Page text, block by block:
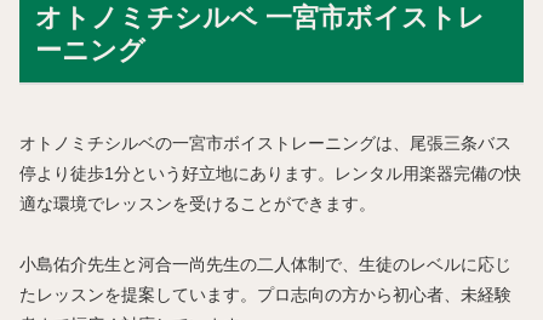
オトノミチシルベ 一宮市ボイストレ
ーニング
オトノミチシルベの一宮市ボイストレーニングは、尾張三条バス
停より徒歩1分という好立地にあります。レンタル用楽器完備の快
適な環境でレッスンを受けることができます。
小島佑介先生と河合一尚先生の二人体制で、生徒のレベルに応じ
たレッスンを提案しています。プロ志向の方から初心者、未経験